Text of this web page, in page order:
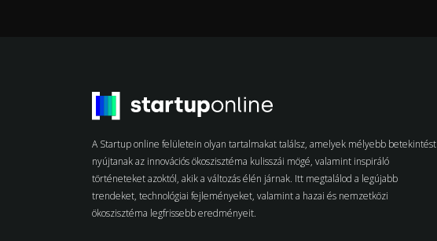
A Startup online felületein olyan tartalmakat találsz, amelyek mélyebb betekintést
nyújtanak az innovációs ökoszisztéma kulisszái mögé, valamint inspiráló
történeteket azoktól, akik a változás élén járnak. Itt megtalálod a legújabb
trendeket, technológiai fejleményeket, valamint a hazai és nemzetközi
ökoszisztéma legfrissebb eredményeit.